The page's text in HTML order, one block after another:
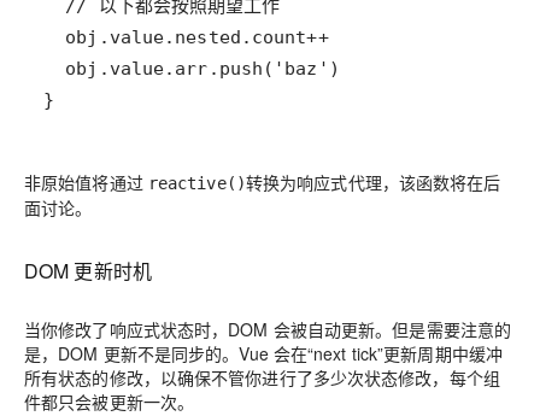
  obj.value.nested.count++
}
非原始值将通过 reactive()转换为响应式代理，该函数将在后
面讨论。
DOM 更新时机
当你修改了响应式状态时，DOM 会被自动更新。但是需要注意的
是，DOM 更新不是同步的。Vue 会在“next tick”更新周期中缓冲
所有状态的修改，以确保不管你进行了多少次状态修改，每个组
件都只会被更新一次。